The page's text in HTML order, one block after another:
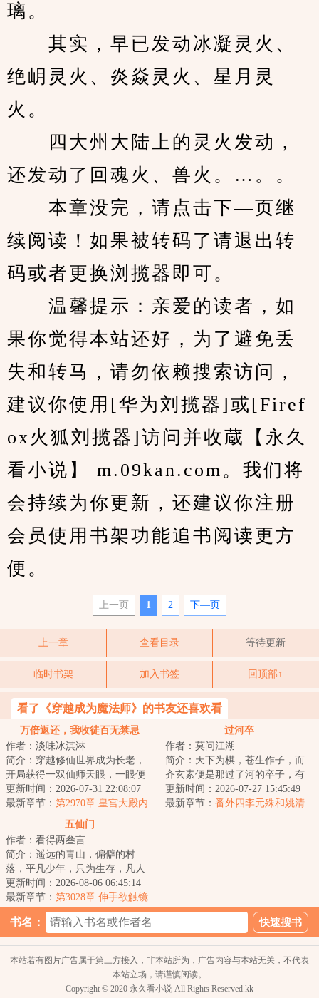
璃。
其实，早已发动冰凝灵火、
绝岄灵火、炎焱灵火、星月灵
火。
四大州大陆上的灵火发动，
还发动了回魂火、兽火。…。。
本章没完，请点击下—页继
续阅读！如果被转码了请退出转
码或者更换浏揽器即可。
温馨提示：亲爱的读者，如
果你觉得本站还好，为了避免丢
失和转马，请勿依赖搜索访问，
建议你使用[华为刘揽器]或[Firef
ox火狐刘揽器]访问并收蔵【永久
看小说】 m.09kan.com。我们将
会持续为你更新，还建议你注册
会员使用书架功能追书阅读更方
便。
上一页 1 2 下—页
上一章 查看目录 等待更新
临时书架 加入书签 回顶部↑
看了《穿越成为魔法师》的书友还喜欢看
万倍返还，我收徒百无禁忌
作者：淡味冰淇淋
简介：穿越修仙世界成为长老，
开局获得一双仙师天眼，一眼便
可看穿无数弟子资质与缺陷；收
徒圣阶资质弟子...
更新时间：2026-07-31 22:08:07
最新章节： 第2970章 皇宫大殿内
过河卒
作者：莫问江湖
简介：天下为棋，苍生作子，而
齐玄素便是那过了河的卒子，有
进无退，一往无前。...
更新时间：2026-07-27 15:45:49
最新章节： 番外四李元殊和姚清
五仙门
作者：看得两叁言
简介：遥远的青山，偏僻的村
落，平凡少年，只为生存，凡人
生活却化作修仙之路，有谁是
真，有谁是假？有谁...
更新时间：2026-08-06 06:45:14
最新章节： 第3028章 伸手欲触镜
书名：
本站若有图片广告属于第三方接入，非本站所为，广告内容与本站无关，不代表
本站立场，请谨慎阅读。
Copyright © 2020 永久看小说 All Rights Reserved.kk